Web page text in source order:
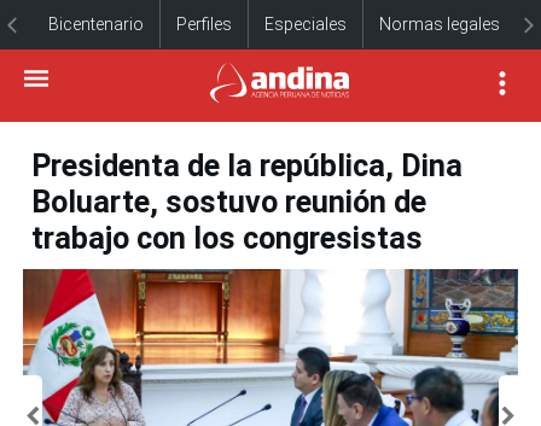
Bicentenario Perfiles Especiales Normas legales
Presidenta de la república, Dina
Boluarte, sostuvo reunión de
trabajo con los congresistas